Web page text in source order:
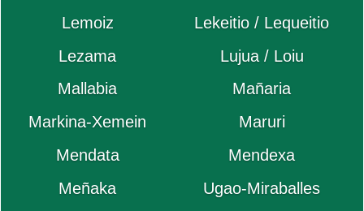
Lemoiz
Lekeitio / Lequeitio
Lezama
Lujua / Loiu
Mallabia
Mañaria
Markina-Xemein
Maruri
Mendata
Mendexa
Meñaka
Ugao-Miraballes